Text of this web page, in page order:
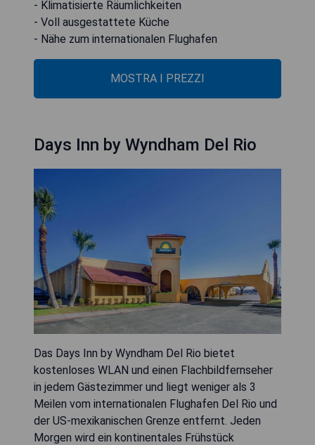
- Klimatisierte Räumlichkeiten
- Voll ausgestattete Küche
- Nähe zum internationalen Flughafen
MOSTRA I PREZZI
Days Inn by Wyndham Del Rio
Das Days Inn by Wyndham Del Rio bietet
kostenloses WLAN und einen Flachbildfernseher
in jedem Gästezimmer und liegt weniger als 3
Meilen vom internationalen Flughafen Del Rio und
der US-mexikanischen Grenze entfernt. Jeden
Morgen wird ein kontinentales Frühstück